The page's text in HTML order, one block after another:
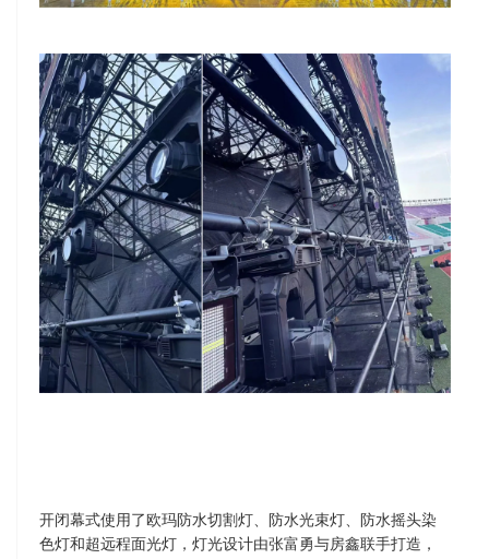
开闭幕式使用了欧玛防水切割灯、防水光束灯、防水摇头染
色灯和超远程面光灯，灯光设计由张富勇与房鑫联手打造，